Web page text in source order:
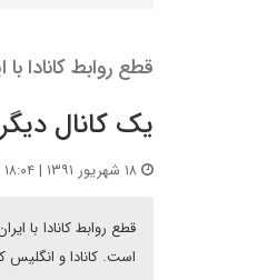
قطع روابط کانادا با
یک کانال
قطع روابط کانادا با
است. کانادا و انگلیس